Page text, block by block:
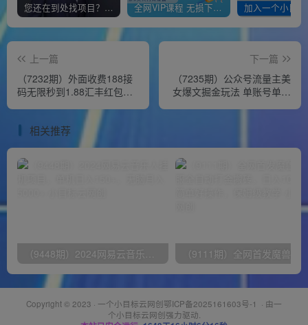
您还在到处找项目？还在当韭菜？我靠经营“一个小目标网创商城”年入百W+，曾经我也负债累累! 全网VIP课程 无损下载~
上一篇
（7232期）外面收费188接
码无限秒到1.88汇丰红包项
下一篇
（7235期）公众号流量主美
女爆文掘金玩法 单账号单月
相关推荐
Copyright © 2023 · 一个小目标云网创鄂ICP备2025161603号-1 · 由一
个小目标云网创强力驱动.